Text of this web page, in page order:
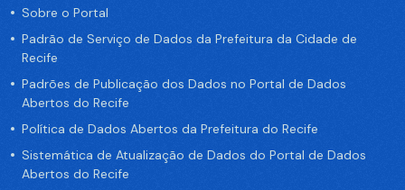
Sobre o Portal
Padrão de Serviço de Dados da Prefeitura da Cidade de
Recife
Padrões de Publicação dos Dados no Portal de Dados
Abertos do Recife
Política de Dados Abertos da Prefeitura do Recife
Sistemática de Atualização de Dados do Portal de Dados
Abertos do Recife